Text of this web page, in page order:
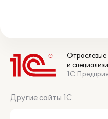
Отраслевые
и
Другие сайты 1С